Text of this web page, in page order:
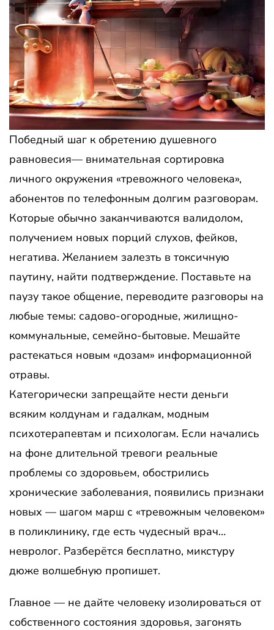
Победный шаг к обретению душевного
равновесия— внимательная сортировка
личного окружения «тревожного человека»,
абонентов по телефонным долгим разговорам.
Которые обычно заканчиваются валидолом,
получением новых порций слухов, фейков,
негатива. Желанием залезть в токсичную
паутину, найти подтверждение. Поставьте на
паузу такое общение, переводите разговоры на
любые темы: садово-огородные, жилищно-
коммунальные, семейно-бытовые. Мешайте
растекаться новым «дозам» информационной
отравы.
Категорически запрещайте нести деньги
всяким колдунам и гадалкам, модным
психотерапевтам и психологам. Если начались
на фоне длительной тревоги реальные
проблемы со здоровьем, обострились
хронические заболевания, появились признаки
новых — шагом марш с «тревожным человеком»
в поликлинику, где есть чудесный врач…
невролог. Разберётся бесплатно, микстуру
дюже волшебную пропишет.
Главное — не дайте человеку изолироваться от
собственного состояния здоровья, загонять